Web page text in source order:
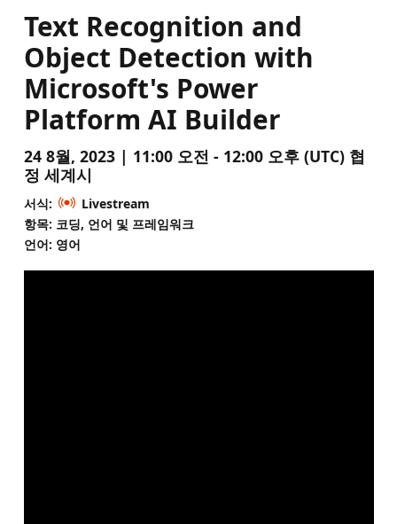
Text Recognition and
Object Detection with
Microsoft's Power
Platform AI Builder
24 8월, 2023 | 11:00 오전 - 12:00 오후 (UTC) 협
정 세계시
서식:
Livestream
항목: 코딩, 언어 및 프레임워크
언어: 영어